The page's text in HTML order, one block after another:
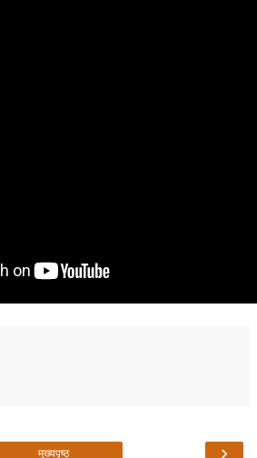
›
मुख्यपृष्ठ